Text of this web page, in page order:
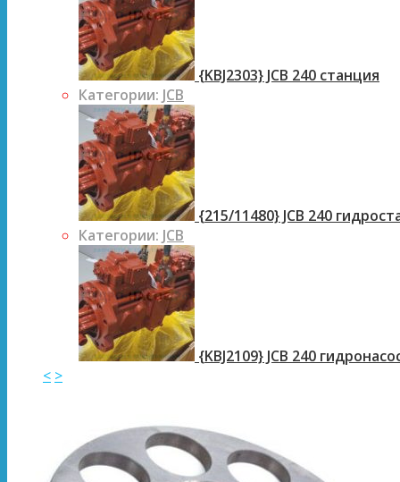
{KBJ2303} JCB 240 станция
Категории: JCB
{215/11480} JCB 240
Категории: JCB
{KBJ2109} JCB 240
< >